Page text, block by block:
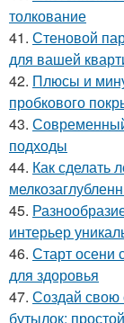
толкование
41. Стеновой
для вашей
42. Плюсы и
пробкового
43.
подходы
44. Как сделать
45.
интерьер
46. Старт осени
для здоровья
47. Создай свою
бутылок: